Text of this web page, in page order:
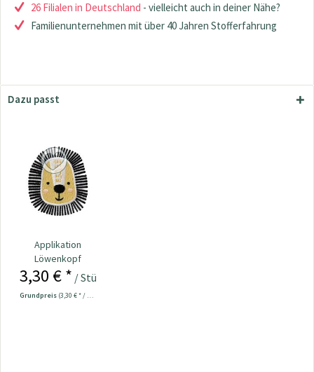
26 Filialen in Deutschland - vielleicht auch in deiner Nähe?
Familienunternehmen mit über 40 Jahren Stofferfahrung
Dazu passt
Applikation
Löwenkopf
3,30 € * / Stück
Grundpreis (3,30 € * / 1 Stück)